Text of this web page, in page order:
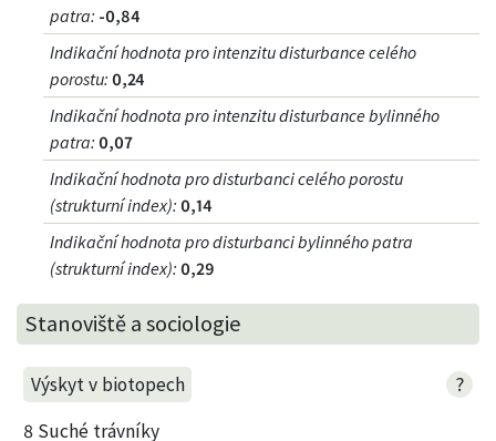
patra: -0,84
Indikační hodnota pro intenzitu disturbance celého
porostu: 0,24
Indikační hodnota pro intenzitu disturbance bylinného
patra: 0,07
Indikační hodnota pro disturbanci celého porostu
(strukturní index): 0,14
Indikační hodnota pro disturbanci bylinného patra
(strukturní index): 0,29
Stanoviště a sociologie
Výskyt v biotopech ?
8 Suché trávníky